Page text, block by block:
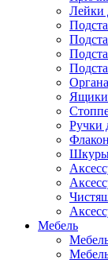
Лейки
Ящики
Ручки
Шкуры
Мебель